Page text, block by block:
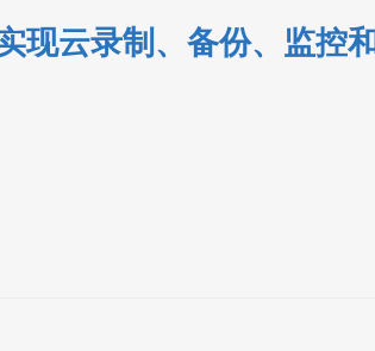
现云录制、备份、监控